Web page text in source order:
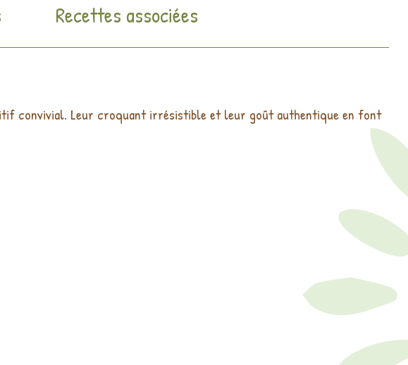
Recettes associées
convivial. Leur croquant irrésistible et leur goût authentique en font